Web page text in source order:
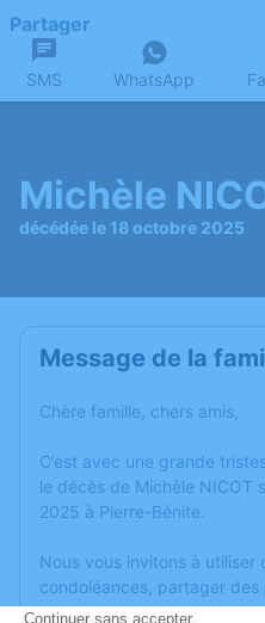
Partager
SMS WhatsApp
Michèle
décédée le 18 octobre 2025
Message de la
Chère famille, chers amis,
C’est avec une grande
le décès de Michèle NICOT
2025 à Pierre-Bénite.
Nous vous invitons à utiliser
condoléances, partager des
anecdote ou exprimer vos